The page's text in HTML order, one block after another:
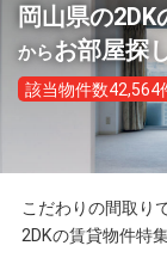
岡山県の2DK
からお部屋探
該当物件数42,564
こだわりの間取り
2DKの賃貸物件特